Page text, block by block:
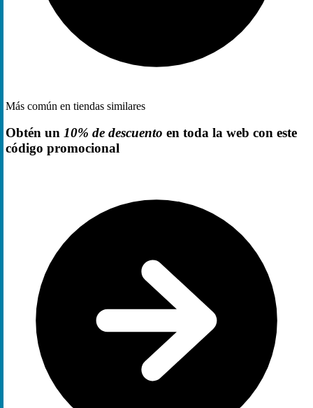
Más común en tiendas similares
Obtén un 10% de descuento en toda la web con este
código promocional